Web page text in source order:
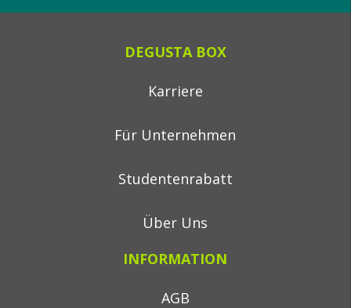
DEGUSTA BOX
Karriere
Für Unternehmen
Studentenrabatt
Über Uns
INFORMATION
AGB